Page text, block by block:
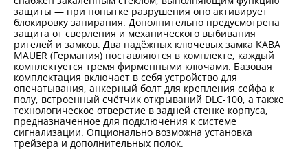
защиты — при попытке разрушения оно активирует
блокировку запирания. Дополнительно предусмотрена
защита от сверления и механического выбивания
ригелей и замков. Два надёжных ключевых замка KABA
MAUER (Германия) поставляются в комплекте, каждый
комплектуется тремя фирменными ключами. Базовая
комплектация включает в себя устройство для
опечатывания, анкерный болт для крепления сейфа к
полу, встроенный счётчик открываний DLC-100, а также
технологическое отверстие в задней стенке корпуса,
предназначенное для подключения к системе
сигнализации. Опционально возможна установка
трейзера и дополнительных полок.